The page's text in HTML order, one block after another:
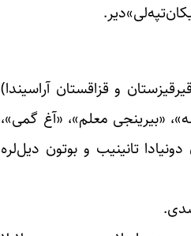
شکر کندینده (قیرقیزستان و قزاقستان آراسیندا)
«بیرینجی معلم»، «آغ گمی»،
تانینیب و بوتون دیل‌لره